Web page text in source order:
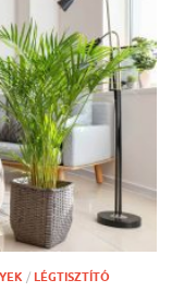
/ LÉGTISZTÍTÓ